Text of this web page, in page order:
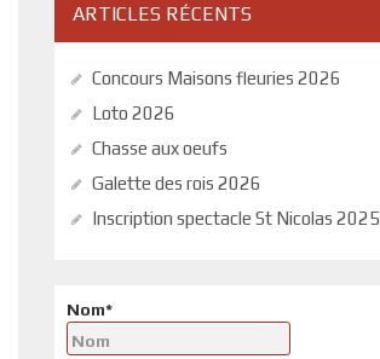
ARTICLES RÉCENTS
Concours Maisons fleuries 2026
Loto 2026
Chasse aux oeufs
Galette des rois 2026
Inscription spectacle St Nicolas 2025
Nom*